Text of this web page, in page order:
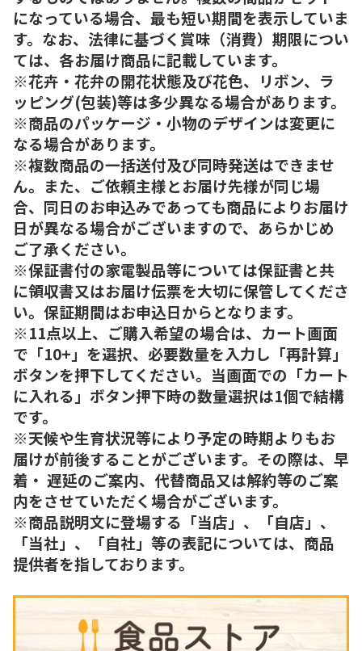
になっている場合、最も短い期間を表示していま
す。なお、法律に基づく賞味（消費）期限につい
ては、各お届け商品に記載しています。
※花卉・花弁の開花状態及び花色、リボン、ラ
ッピング(包装)等は多少異なる場合があります。
※商品のパッケージ・小物のデザインは変更に
なる場合があります。
※複数商品の一括送付及び同時発送はできませ
ん。また、ご依頼主様とお届け先様が同じ場
合、同日のお申込みであっても商品によりお届け
日が異なる場合がございますので、あらかじめ
ご了承ください。
※保証書付の家電製品等については保証書と共
に領収書又はお届け伝票を大切に保管してくださ
い。保証期間はお申込日からとなります。
※11点以上、ご購入希望の場合は、カート画面
で「10+」を選択、必要数量を入力し「再計算」
ボタンを押下してください。当画面での「カート
に入れる」ボタン押下時の数量選択は1個で結構
です。
※天候や生育状況等により予定の時期よりもお
届けが前後することがございます。その際は、早
着・ 遅延のご案内、代替商品又は解約等のご案
内をさせていただく場合がございます。
※商品説明文に登場する「当店」、「自店」、
「当社」、「自社」等の表記については、商品
提供者を指しております。